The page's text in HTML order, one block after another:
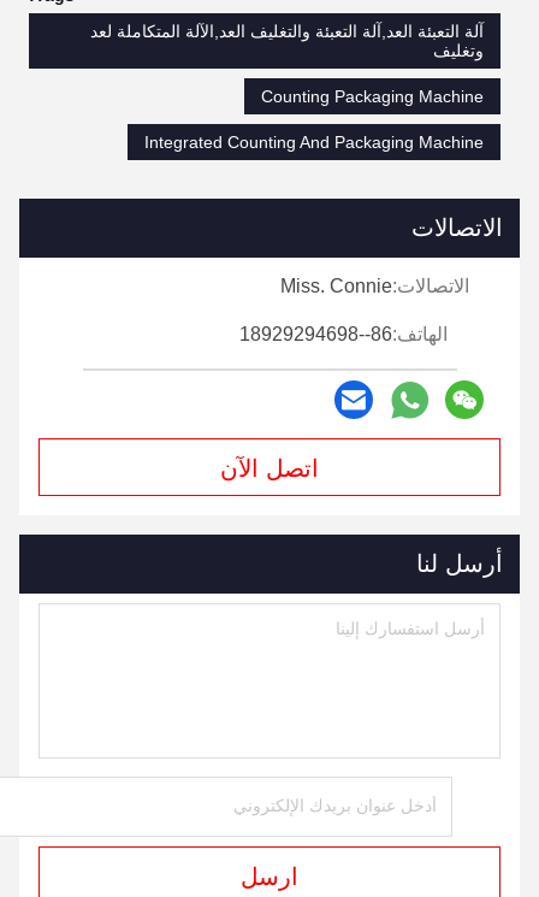
وتغليف
Counting Packaging Machine
Integrated Counting And Packaging Machine
الاتصالات
الاتصالات:Miss. Connie
اتصل الآن
أرسل لنا
ارسل